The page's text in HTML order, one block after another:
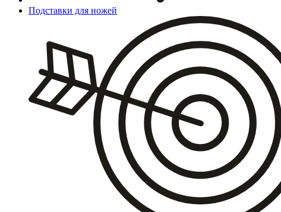
Подставки для ножей